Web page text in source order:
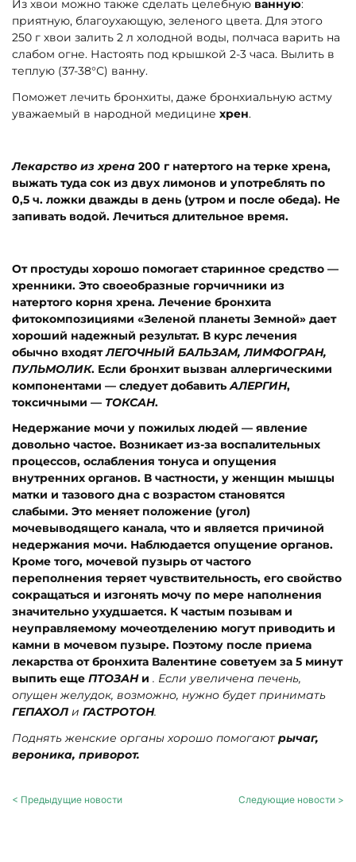
Из хвои можно также сделать целебную ванную:
приятную, благоухающую, зеленого цвета. Для этого
250 г хвои залить 2 л холодной воды, полчаса варить на
слабом огне. Настоять под крышкой 2-3 часа. Вылить в
теплую (37-38°С) ванну.
Поможет лечить бронхиты, даже бронхиальную астму
уважаемый в народной медицине хрен.
Лекарство из хрена 200 г натертого на терке хрена,
выжать туда сок из двух лимонов и употреблять по
0,5 ч. ложки дважды в день (утром и после обеда). Не
запивать водой. Лечиться длительное время.
От простуды хорошо помогает старинное средство —
хренники. Это своеобразные горчичники из
натертого корня хрена. Лечение бронхита
фитокомпозициями «Зеленой планеты Земной» дает
хороший надежный результат. В курс лечения
обычно входятЛЕГОЧНЫЙ БАЛЬЗАМ, ЛИМФОГРАН,
ПУЛЬМОЛИК. Если бронхит вызван аллергическими
компонентами — следует добавитьАЛЕРГИН,
токсичными — ТОКСАН.
Недержание мочи у пожилых людей — явление
довольно частое. Возникает из-за воспалительных
процессов, ослабления тонуса и опущения
внутренних органов. В частности, у женщин мышцы
матки и тазового дна с возрастом становятся
слабыми. Это меняет положение (угол)
мочевыводящего канала, что и является причиной
недержания мочи. Наблюдается опущение органов.
Кроме того, мочевой пузырь от частого
переполнения теряет чувствительность, его свойство
сокращаться и изгонять мочу по мере наполнения
значительно ухудшается. К частым позывам и
неуправляемому мочеотделению могут приводить и
камни в мочевом пузыре. Поэтому после приема
лекарства от бронхита Валентине советуем за 5 минут
выпить еще ПТОЗАНи . Если увеличена печень,
опущен желудок, возможно, нужно будет принимать
ГЕПАХОЛ и ГАСТРОТОН.
Поднять женские органы хорошо помогаютрычаг,
вероника, приворот.
< Предыдущие новости Следующие новости >